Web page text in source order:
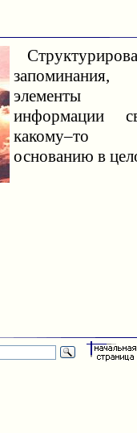
элементы
информации
какому–то
основанию в